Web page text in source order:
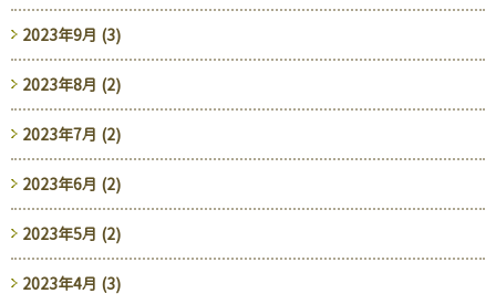
2023年9月 (3)
2023年8月 (2)
2023年7月 (2)
2023年6月 (2)
2023年5月 (2)
2023年4月 (3)